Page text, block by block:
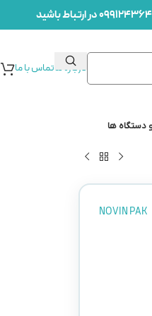
درباره ماتماس با ما
دستگاه ها
NOVIN PAK